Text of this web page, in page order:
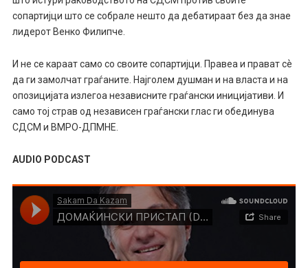
сопартијци што се собрале нешто да дебатираат без да знае
лидерот Венко Филипче.
И не се караат само со своите сопартијци. Правеа и прават сѐ
да ги замолчат граѓаните. Најголем душман и на власта и на
опозицијата излегоа независните граѓански иницијативи. И
само тој страв од независен граѓански глас ги обединува
СДСМ и ВМРО-ДПМНЕ.
AUDIO PODCAST